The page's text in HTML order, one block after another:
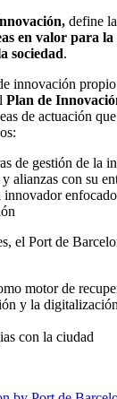
define
en valor para
sociedad.
innovación
Plan de
de actuación
de gestión de la
alianzas con su
innovador
el Port de
motor de
y la
con la ciudad